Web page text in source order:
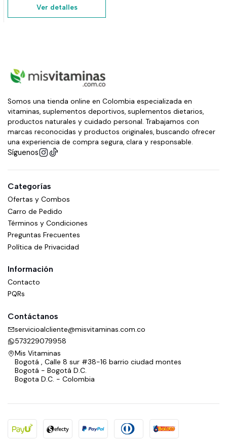
Ver detalles
Somos una tienda online en Colombia especializada en
vitaminas, suplementos deportivos, suplementos dietarios,
productos naturales y cuidado personal. Trabajamos con
marcas reconocidas y productos originales, buscando ofrecer
una experiencia de compra segura, clara y responsable.
Síguenos
Categorías
Ofertas y Combos
Carro de Pedido
Términos y Condiciones
Preguntas Frecuentes
Política de Privacidad
Información
Contacto
PQRs
Contáctanos
servicioalcliente@misvitaminas.com.co
573229079958
Mis Vitaminas
Bogotá , Calle 8 sur #38-16 barrio ciudad montes
Bogotá - Bogotá D.C.
Bogota D.C. - Colombia